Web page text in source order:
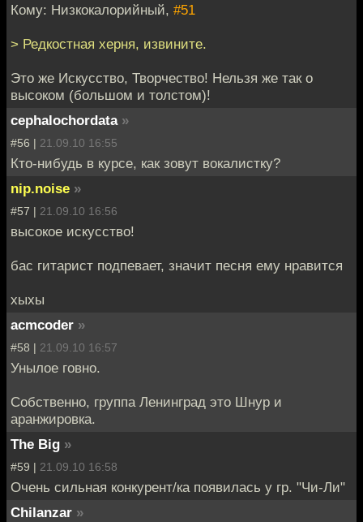
Кому: Низкокалорийный, #51
> Редкостная херня, извините.
Это же Искусство, Творчество! Нельзя же так о
высоком (большом и толстом)!
cephalochordata »
#56 | 21.09.10 16:55
Кто-нибудь в курсе, как зовут вокалистку?
nip.noise »
#57 | 21.09.10 16:56
высокое искусство!
бас гитарист подпевает, значит песня ему нравится
хыхы
acmcoder »
#58 | 21.09.10 16:57
Унылое говно.
Собственно, группа Ленинград это Шнур и
аранжировка.
The Big »
#59 | 21.09.10 16:58
Очень сильная конкурент/ка появилась у гр. "Чи-Ли"
Chilanzar »